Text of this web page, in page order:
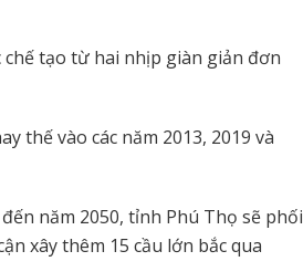
tạo từ hai nhịp giàn giản đơn
thế vào các năm 2013, 2019 và
năm 2050, tỉnh Phú Thọ sẽ phối
xây thêm 15 cầu lớn bắc qua